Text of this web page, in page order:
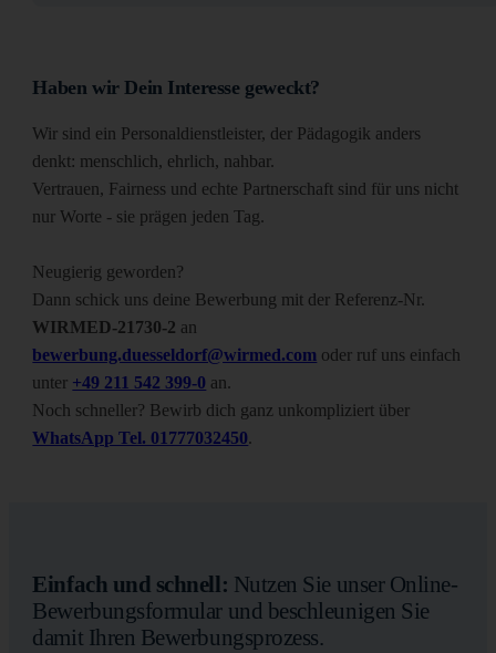
Haben wir Dein Interesse geweckt?
Wir sind ein Personaldienstleister, der Pädagogik anders
denkt: menschlich, ehrlich, nahbar.
Vertrauen, Fairness und echte Partnerschaft sind für uns nicht
nur Worte - sie prägen jeden Tag.
Neugierig geworden?
Dann schick uns deine Bewerbung mit der Referenz-Nr.
WIRMED-21730-2 an
bewerbung.duesseldorf@wirmed.com oder ruf uns einfach
unter +49 211 542 399-0 an.
Noch schneller? Bewirb dich ganz unkompliziert über
WhatsApp Tel. 01777032450.
Einfach und schnell: Nutzen Sie unser Online-
Bewerbungsformular und beschleunigen Sie
damit Ihren Bewerbungsprozess.